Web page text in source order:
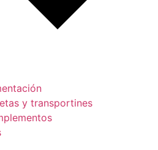
y transportines